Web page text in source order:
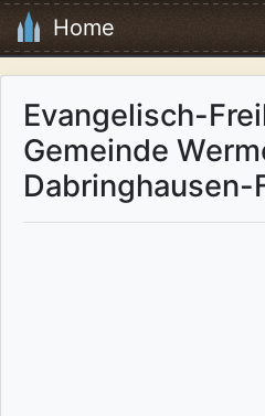
Home
Evangelisch-
Gemeinde
Dabringhausen-